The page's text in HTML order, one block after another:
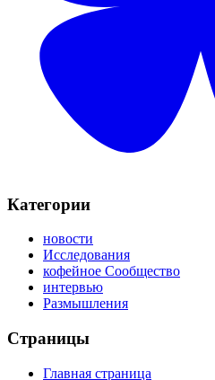
Категории
новости
Исследования
кофейное Сообщество
интервью
Размышления
Страницы
Главная страница